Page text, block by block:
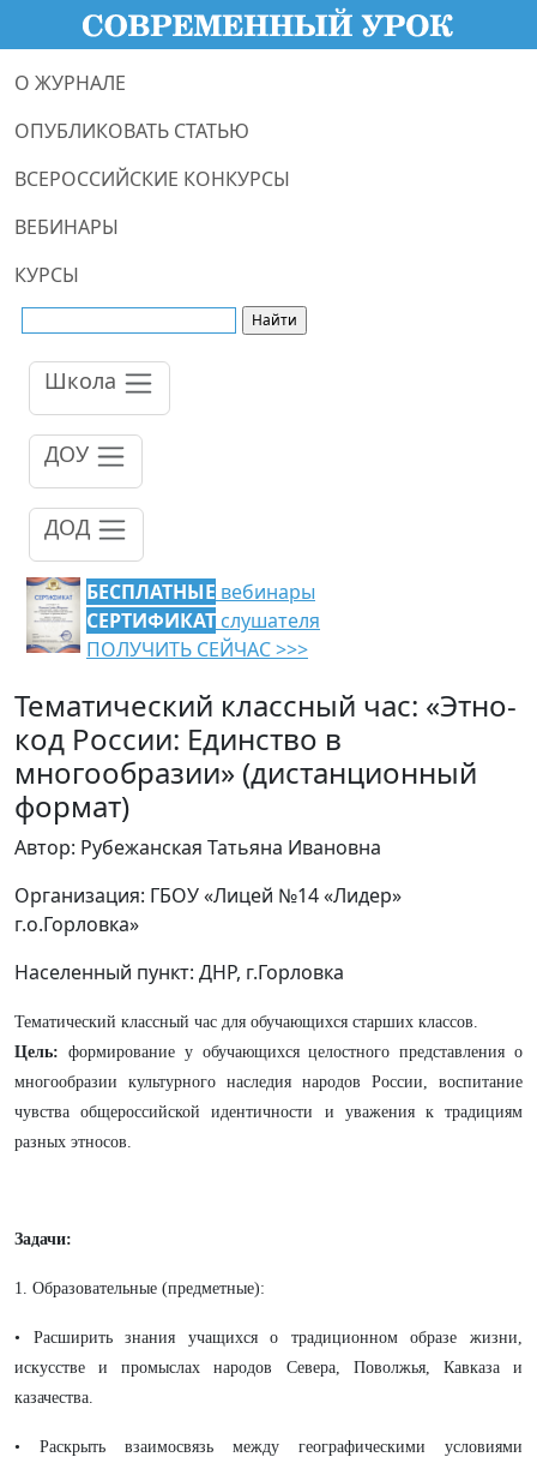
О ЖУРНАЛЕ
ОПУБЛИКОВАТЬ СТАТЬЮ
ВСЕРОССИЙСКИЕ КОНКУРСЫ
ВЕБИНАРЫ
КУРСЫ
Школа
ДОУ
ДОД
БЕСПЛАТНЫЕ вебинары
СЕРТИФИКАТ слушателя
ПОЛУЧИТЬ СЕЙЧАС >>>
Тематический классный час: «Этно-
код России: Единство в
многообразии» (дистанционный
формат)
Автор: Рубежанская Татьяна Ивановна
Организация: ГБОУ «Лицей №14 «Лидер»
г.о.Горловка»
Населенный пункт: ДНР, г.Горловка
Тематический классный час для обучающихся старших классов.
Цель: формирование у обучающихся целостного представления о
многообразии культурного наследия народов России, воспитание
чувства общероссийской идентичности и уважения к традициям
разных этносов.
Задачи:
1. Образовательные (предметные):
• Расширить знания учащихся о традиционном образе жизни,
искусстве и промыслах народов Севера, Поволжья, Кавказа и
казачества.
• Раскрыть взаимосвязь между географическими условиями